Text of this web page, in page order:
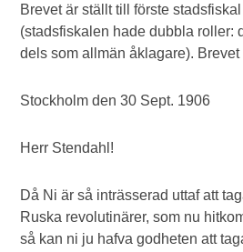
Brevet är ställt till förste
(stadsfiskalen hade dubbla roller:
dels som allmän åklagare). Brevet
Stockholm den 30 Sept. 1906
Herr Stendahl!
Då Ni är så inträsserad uttaf att
Ruska revolutinärer, som nu
så kan ni ju hafva godheten att